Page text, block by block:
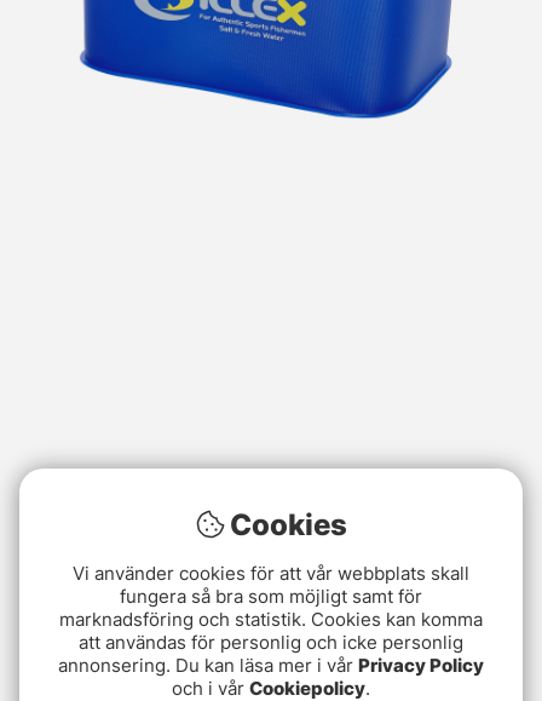
Cookies
Vi använder cookies för att vår webbplats skall
fungera så bra som möjligt samt för
marknadsföring och statistik. Cookies kan komma
att användas för personlig och icke personlig
annonsering. Du kan läsa mer i vår Privacy Policy
och i vår Cookiepolicy.